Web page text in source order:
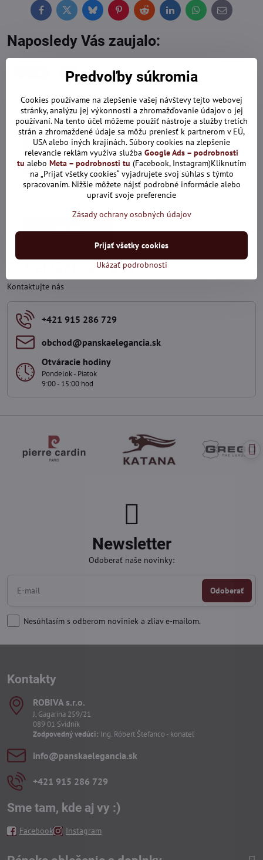
FacebookTwitterBlueskyPinterestReddit LinkedInWhatsApp
E-
mail
Naposledy Vás zaujalo:
46%
Len dnes: Zľava 10% s kódom:
Štýlové pánske tričko.
Potrebujete poradiť?
Kontaktujte nás
+421 915 286 729
obchod​@panskaelegancia​.sk
Otváracie hodiny
Pondelok - Piatok
9:00 - 15:00 hod
Newsletter
Odoberať naše novinky:
Odoberať
Nesúhlasím s odberom noviniek a zliav e-mailom.
Kontakty
ROBIVA s​.r​.o​.
J. Gagarina 259/21
089 01 Svidník
Zodpovedný vedúci: Ing. Róbert Štefanco - konateľ
info​@panskaelegancia​.sk
+421 915 286 729
Sme tam, kde aj vy :)
Facebook Instagram
Predvoľby súkromia
Cookies používame na zlepšenie vašej návštevy tejto webovej
stránky, analýzu jej výkonnosti a zhromažďovanie údajov o jej
používaní. Na tento účel môžeme použiť nástroje a služby tretích
strán a zhromaždené údaje sa môžu preniesť k partnerom v EÚ,
USA alebo iných krajinách. Súbory cookies na zlepšenie
relevancie reklám využíva služba Google Ads – podrobnosti
tu alebo Meta – podrobnosti tu (Facebook, Instagram)Kliknutím
na „Prijať všetky cookies“ vyjadrujete svoj súhlas s týmto
spracovaním. Nižšie môžete nájsť podrobné informácie alebo
upraviť svoje preferencie
Zásady ochrany osobných údajov
Ukázať podrobnosti
Prijať všetky cookies